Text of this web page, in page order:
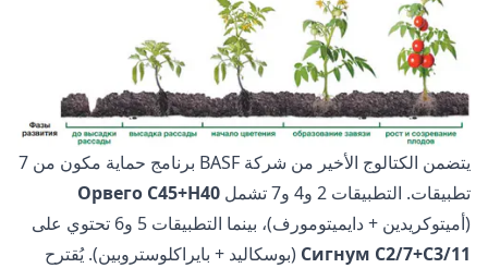
يتضمن الكتالوج الأخير من شركة BASF برنامج حماية مكون من 7
تطبيقات. التطبيقات 2 و4 و7 تشمل
Орвего С45+Н40
(أميتوكريدين + دايميتومورف)، بينما التطبيقات 5 و6 تحتوي على
Сигнум С2/7+С3/11 (بوسكاليد + بايراكلوستروبين). يُقترح